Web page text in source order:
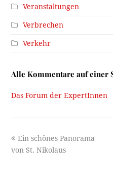
Veranstaltungen
Verbrechen
Verkehr
Alle Kommentare auf einer
Das Forum der ExpertInnen
previous
post:
Ein schönes Panorama
von St. Nikolaus